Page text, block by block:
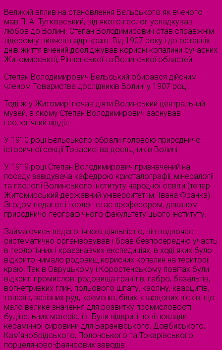
Великий вплив на становлення Бєльського як вченого
мав П. А. Тутковський, від якого геолог успадкував
любов до Волині. Степан Володимирович став справжнім
лідером у вивчені надр краю. Від 1907 року і до останніх
днів життя вчений досліджував корисні копалини сучасних
Житомирської, Рівненської та Волинської областей.
Степан Володимирович Бєльський обирався дійсним
членом Товариства дослідників Волині у 1907 році.
Тоді ж у Житомирі почав діяти Волинський центральний
музей, в якому Степан Володимирович заснував
геологічний відділ.
У 1910 році Бєльського обрали головою природничо-
історичної секції Товариства дослідників Волині.
У 1919 році Степан Володимирович призначений на
посаду завідувача кафедрою кристалографії, мінералогії
та геології Волинського інституту народної освіти (тепер
Житомирський державний університет ім. Івана Франка).
Згодом педагог і геолог стає професором, деканом
природничо-географічного факультету цього інституту.
Займаючись педагогічною діяльністю, він водночас
систематично організовував і брав безпосередню участь
в геологічних і краєзнавчих експедиціях, в ході яких було
відкрито чимало родовищ корисних копалин на території
краю. Так в Овруцькому і Коростенському повітах були
відкриті промислові родовища гранітів, габро, базальтів,
вогнетривких глин, польового шпату, каоліну, кварцитів,
топазів, залізних руд, кременю, білих кварцових пісків, що
мало велике значення для розвитку промисловості
будівельних матеріалів. Були відкриті нові поклади
керамічної сировини для Баранівського, Довбиського,
Кам’янобрідського, Полонського та Токарівського
порцеляново-фаянсових заводів.